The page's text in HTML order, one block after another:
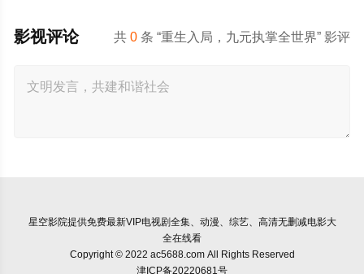
共0 条 “重生入局，九元执掌全世界” 影评
影视评论
星空影院提供免费最新VIP电视剧全集、动漫、综艺、高清无删减电影大
全在线看
Copyright © 2022 ac5688.com All Rights Reserved
津ICP备20220681号